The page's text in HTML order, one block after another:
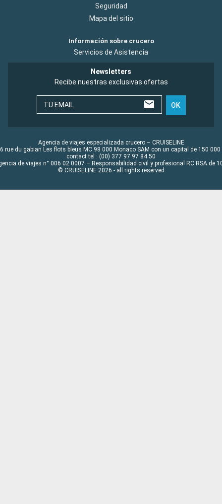
Seguridad
Mapa del sitio
Información sobre crucero
Servicios de Asistencia
Newsletters
Recibe nuestras exclusivas ofertas
TU EMAIL OK
Agencia de viajes especializada crucero – CRUISELINE
rue du gabian Les flots bleus MC 98 000 Monaco SAM con un capital de 150 000
contact tel : (00) 377 97 97 84 50
de viajes n° 006 02 0007 – Responsabilidad civil y profesional RC RSA de
© CRUISELINE 2026 - all rights reserved